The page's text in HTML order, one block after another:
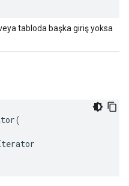
tabloda başka giriş yoksa
(